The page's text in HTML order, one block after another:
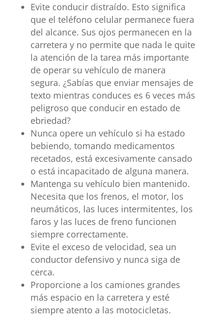
Evite conducir distraído. Esto significa
que el teléfono celular permanece fuera
del alcance. Sus ojos permanecen en la
carretera y no permite que nada le quite
la atención de la tarea más importante
de operar su vehículo de manera
segura. ¿Sabías que enviar mensajes de
texto mientras conduces es 6 veces más
peligroso que conducir en estado de
ebriedad?
Nunca opere un vehículo si ha estado
bebiendo, tomando medicamentos
recetados, está excesivamente cansado
o está incapacitado de alguna manera.
Mantenga su vehículo bien mantenido.
Necesita que los frenos, el motor, los
neumáticos, las luces intermitentes, los
faros y las luces de freno funcionen
siempre correctamente.
Evite el exceso de velocidad, sea un
conductor defensivo y nunca siga de
cerca.
Proporcione a los camiones grandes
más espacio en la carretera y esté
siempre atento a las motocicletas.